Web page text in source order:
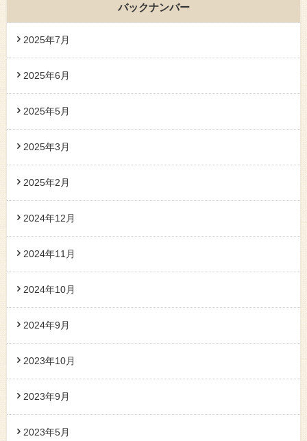
バックナンバー
2025年7月
2025年6月
2025年5月
2025年3月
2025年2月
2024年12月
2024年11月
2024年10月
2024年9月
2023年10月
2023年9月
2023年5月